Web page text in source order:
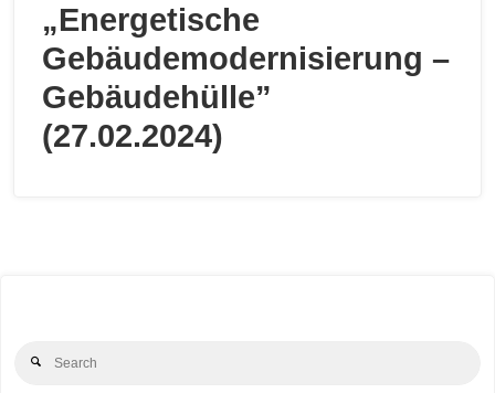
„Energetische
Gebäudemodernisierung –
Gebäudehülle”
(27.02.2024)
Search